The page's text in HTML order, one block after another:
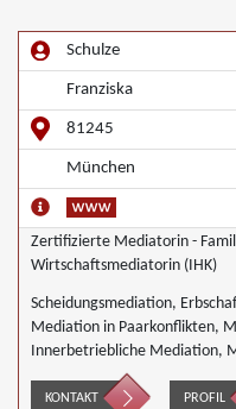
Schulze
Franziska
81245
München
Zertifizierte Mediatorin -
Wirtschaftsmediatorin (IHK)
Scheidungsmediation,
Mediation in Paarkonflikten,
Innerbetriebliche Mediation,
Mediation bei Team- und
Unternehmensnachfolgen,
KONTAKT PROFIL